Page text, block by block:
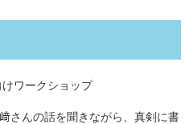
ワークショップ
さんの話を聞きながら、真剣に書